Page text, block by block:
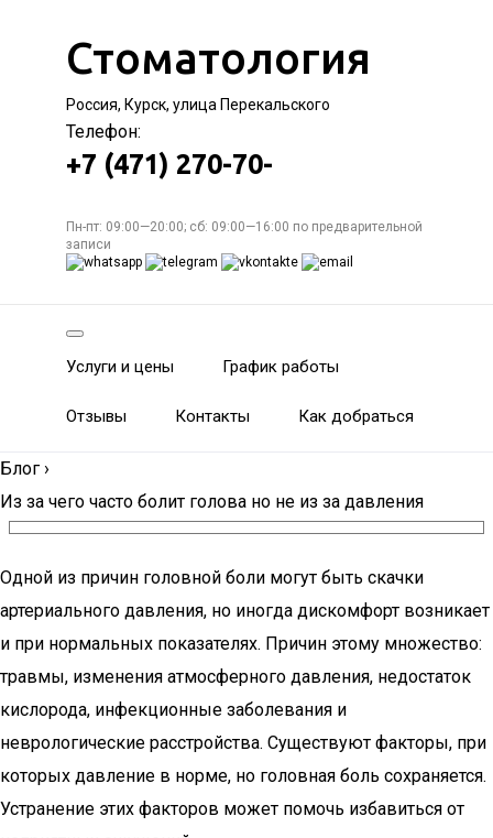
Стоматология
Россия, Курск, улица Перекальского
Телефон:
+7 (471) 270-70-
Пн-пт: 09:00—20:00; сб: 09:00—16:00 по предварительной
записи
Услуги и цены График работы
Отзывы Контакты Как добраться
Блог ›
Из за чего часто болит голова но не из за давления
Одной из причин головной боли могут быть скачки
артериального давления, но иногда дискомфорт возникает
и при нормальных показателях. Причин этому множество:
травмы, изменения атмосферного давления, недостаток
кислорода, инфекционные заболевания и
неврологические расстройства. Существуют факторы, при
которых давление в норме, но головная боль сохраняется.
Устранение этих факторов может помочь избавиться от